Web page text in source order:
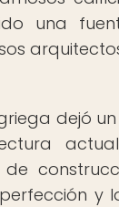
una
dejó
de
y